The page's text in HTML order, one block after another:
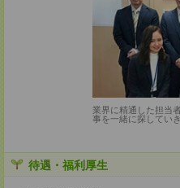
業界に精通した担当
事を一緒に探していき
待遇・福利厚生